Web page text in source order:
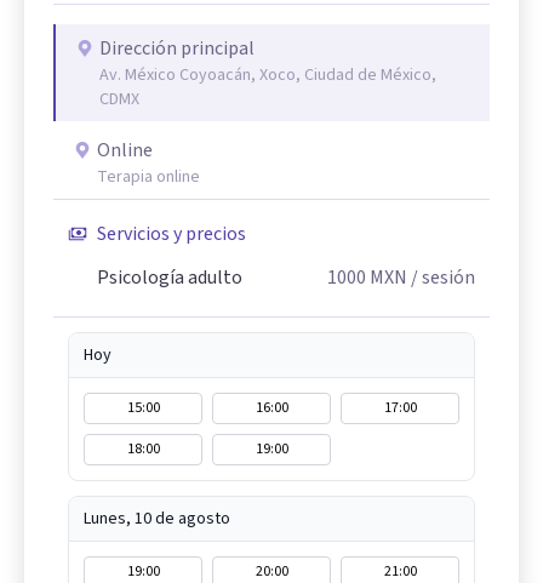
Dirección principal
Av. México Coyoacán, Xoco, Ciudad de México,
CDMX
Online
Terapia online
Servicios y precios
Psicología adulto
1000 MXN / sesión
Hoy
15:00 16:00
17:00
18:00
19:00
Lunes, 10 de agosto
19:00 20:00
21:00